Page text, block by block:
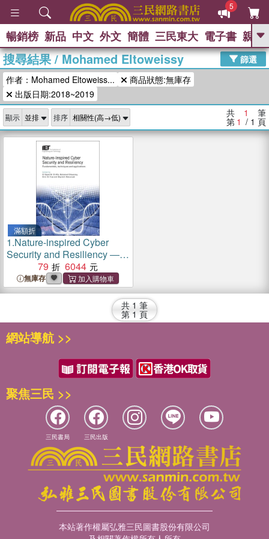
5
GO
熱搜：
暢銷榜 新品 中文 外文 簡體 三民東大 電子書 親子
搜尋結果/Mohamed Eltoweissy
篩選
作者：Mohamed Eltoweiss...
商品狀態:無庫存
出版日期:2018~2019
顯示 排序 共 1 筆
第 1 / 1 頁
滿額折
1.Nature-inspired Cyber
Security and Resiliency ―
Fundamentals, Techniques
and Applications
79 6044
無庫存
共 1 筆
第 1 頁
網站導航 >>
聚焦三民 >>
三民書局 三民出版
本站著作權屬弘雅三民圖書股份有限公司